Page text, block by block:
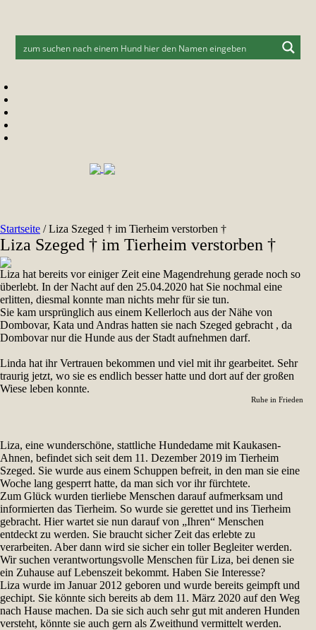
Startseite /Liza Szeged † im Tierheim verstorben †
Liza Szeged † im Tierheim verstorben †
Liza hat bereits vor einiger Zeit eine Magendrehung gerade noch so
überlebt. In der Nacht auf den 25.04.2020 hat Sie nochmal eine
erlitten, diesmal konnte man nichts mehr für sie tun.
Sie kam ursprünglich aus einem Kellerloch aus der Nähe von
Dombovar, Kata und Andras hatten sie nach Szeged gebracht , da
Dombovar nur die Hunde aus der Stadt aufnehmen darf.
Linda hat ihr Vertrauen bekommen und viel mit ihr gearbeitet. Sehr
traurig jetzt, wo sie es endlich besser hatte und dort auf der großen
Wiese leben konnte.
Ruhe in Frieden
Liza, eine wunderschöne, stattliche Hundedame mit Kaukasen-
Ahnen, befindet sich seit dem 11. Dezember 2019 im Tierheim
Szeged. Sie wurde aus einem Schuppen befreit, in den man sie eine
Woche lang gesperrt hatte, da man sich vor ihr fürchtete.
Zum Glück wurden tierliebe Menschen darauf aufmerksam und
informierten das Tierheim. So wurde sie gerettet und ins Tierheim
gebracht. Hier wartet sie nun darauf von „Ihren“ Menschen
entdeckt zu werden. Sie braucht sicher Zeit das erlebte zu
verarbeiten. Aber dann wird sie sicher ein toller Begleiter werden.
Wir suchen verantwortungsvolle Menschen für Liza, bei denen sie
ein Zuhause auf Lebenszeit bekommt. Haben Sie Interesse?
Liza wurde im Januar 2012 geboren und wurde bereits geimpft und
gechipt. Sie könnte sich bereits ab dem 11. März 2020 auf den Weg
nach Hause machen. Da sie sich auch sehr gut mit anderen Hunden
versteht, könnte sie auch gern als Zweithund vermittelt werden.